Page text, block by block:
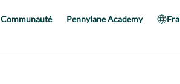
Communauté Pennylane Academy